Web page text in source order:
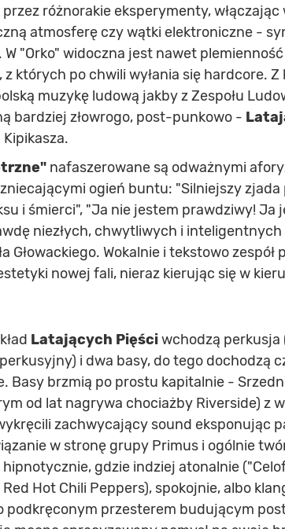
przez różnorakie eksperymenty,
atmosferę czy wątki elektroniczne -
"Orko" widoczna jest nawet
których po chwili wyłania się hardcore. Z
muzykę ludową jakby z Zespołu
bardziej złowrogo, post-punkowo -
nafaszerowane są odważnymi
ogień buntu: "Silniejszy
i śmierci", "Ja nie jestem prawdziwy!
niezłych, chwytliwych i
Głowackiego. Wokalnie i tekstowo
nowej fali, nieraz kierując się w
Latających Pięściwchodzą perkusja
i dwa basy, do tego dochodzą
Basy brzmią po prostu kapitalnie -
od lat nagrywa chociażby Riverside) z
zachwycający sound eksponując
w stronę grupy Primus i ogólnie
gdzie indziej atonalnie
Hot Chili Peppers), spokojnie, albo
podkręconym przesterem budującym